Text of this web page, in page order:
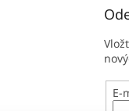
E-